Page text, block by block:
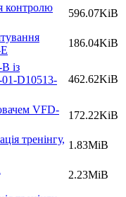
контролю
596.07KiB
186.04KiB
із
D10513-
462.62KiB
VFD-
172.22KiB
тренінгу, 1.83MiB
2.23MiB